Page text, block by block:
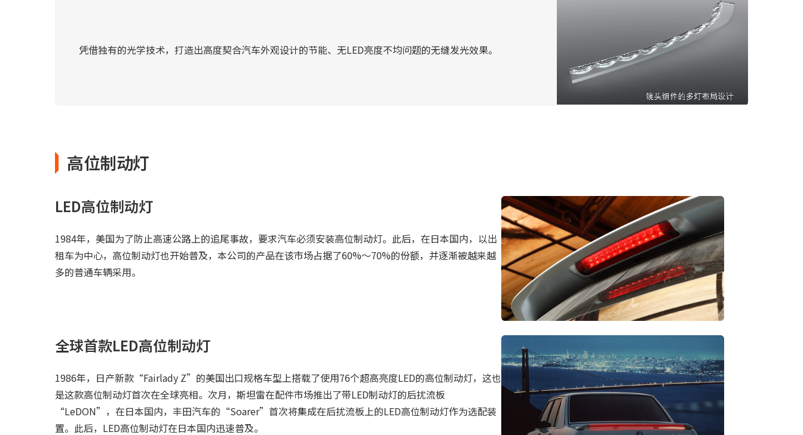
凭借独有的光学技术，打造出高度契合汽车外观设计的节能、无LED亮度不均问题的无缝发光效果。
高位制动灯
LED高位制动灯
1984年，美国为了防止高速公路上的追尾事故，要求汽车必须安装高位制动灯。此后，在日本国内，以出
租车为中心，高位制动灯也开始普及，本公司的产品在该市场占据了60%～70%的份额，并逐渐被越来越
多的普通车辆采用。
全球首款LED高位制动灯
1986年，日产新款“Fairlady Z”的美国出口规格车型上搭载了使用76个超高亮度LED的高位制动灯，这也
是这款高位制动灯首次在全球亮相。次月，斯坦雷在配件市场推出了带LED制动灯的后扰流板
“LeDON”，在日本国内，丰田汽车的“Soarer”首次将集成在后扰流板上的LED高位制动灯作为选配装
置。此后，LED高位制动灯在日本国内迅速普及。